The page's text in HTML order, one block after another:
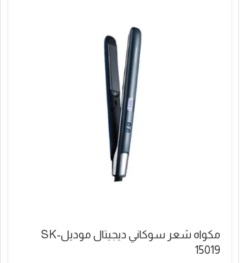
مكواه شعر سوكاني ديجيتال موديلSK-
15019